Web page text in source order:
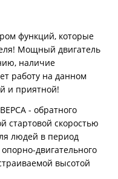
функций, которые
Мощный двигатель
наличие
работу на данном
и приятной!
- обратного
стартовой скоростью
людей в период
двигательного
высотой